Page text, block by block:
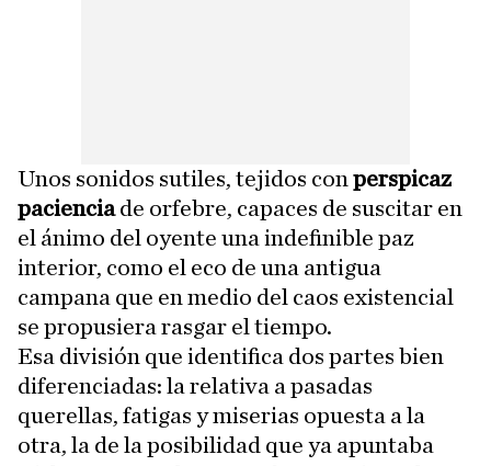
Unos sonidos sutiles, tejidos con perspicaz
pacienciade orfebre, capaces de suscitar en
el ánimo del oyente una indefinible paz
interior, como el eco de una antigua
campana que en medio del caos existencial
se propusiera rasgar el tiempo.
Esa división que identifica dos partes bien
diferenciadas: la relativa a pasadas
querellas, fatigas y miserias opuesta a la
otra, la de la posibilidad que ya apuntaba